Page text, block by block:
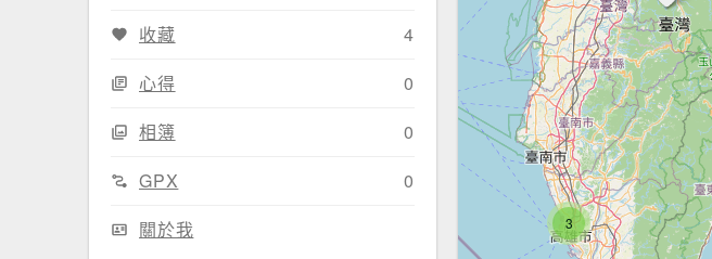
收藏
4
心得
0
相簿
0
GPX
0
關於我
3